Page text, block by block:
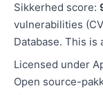
Sikkerhed score:
vulnerabilities
Database. This is
Licensed under
Open source-